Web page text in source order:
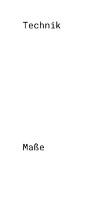
Technik
Maße